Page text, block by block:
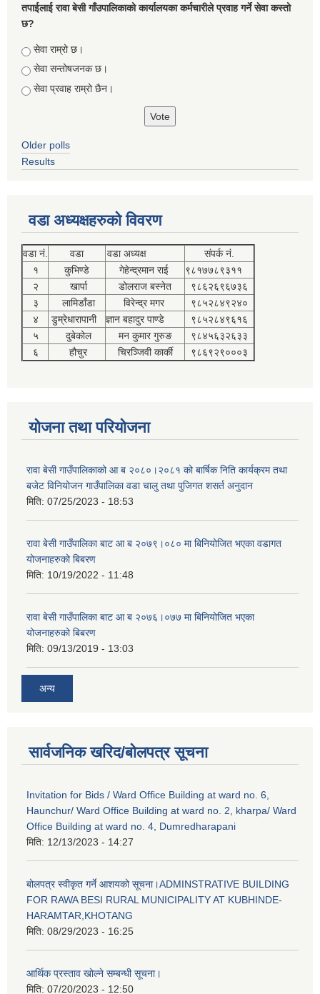
तपाईलाई रावा बेसी गाँउपालिकाको कार्यालयका कर्मचारीले प्रवाह गर्ने सेवा कस्तो
छ?
Choices
सेवा राम्रो छ।
सेवा सन्तोषजनक छ।
सेवा प्रवाह राम्रो छैन।
Older polls
Results
वडा अध्यक्षहरुको विवरण
वडा नं. वडा वडा अध्यक्ष
संपर्क नं.
१
कुभिण्डे गेहेन्द्रमान राई
९८१७७८९३११
२
खार्पा डोलराज बस्नेत
९८६२६९६७३६
३
लामिडाँडा विरेन्द्र मगर
९८५२८४९२४०
४
डुम्रेधारापानी ज्ञान बहादुर पाण्डे
९८५२८४९६१६
५
दुबेकोल मन कुमार गुरुङ
९८४५६३२६३३
६
हौचुर चिरञ्जिवी कार्की ९८६९२९०००३
योजना तथा परियोजना
रावा बेसी गाउँपालिकाको आ ब २०८०।२०८१ को बार्षिक निति कार्यक्रम तथा
बजेट विनियोजन गाउँपालिका वडा चालु तथा पुजिगत शसर्त अनुदान
मिति: 07/25/2023 - 18:53
रावा बेसी गाउँपालिका बाट आ ब २०७९।०८० मा बिनियोजित भएका वडागत
योजनाहरुको बिबरण
मिति: 10/19/2022 - 11:48
रावा बेसी गाउँपालिका बाट आ ब २०७६।०७७ मा बिनियोजित भएका
योजनाहरुको बिबरण
मिति: 09/13/2019 - 13:03
अन्य
सार्वजनिक खरिद/बोलपत्र सूचना
Invitation for Bids / Ward Office Building at ward no. 6,
Haunchur/ Ward Office Building at ward no. 2, kharpa/ Ward
Office Building at ward no. 4, Dumredharapani
मिति: 12/13/2023 - 14:27
बोलपत्र स्वीकृत गर्ने आशयको सूचना।ADMINSTRATIVE BUILDING
FOR RAWA BESI RURAL MUNICIPALITY AT KUBHINDE-
HARAMTAR,KHOTANG
मिति: 08/29/2023 - 16:25
आर्थिक प्रस्ताव खोल्ने सम्बन्धी सूचना।
मिति: 07/20/2023 - 12:50